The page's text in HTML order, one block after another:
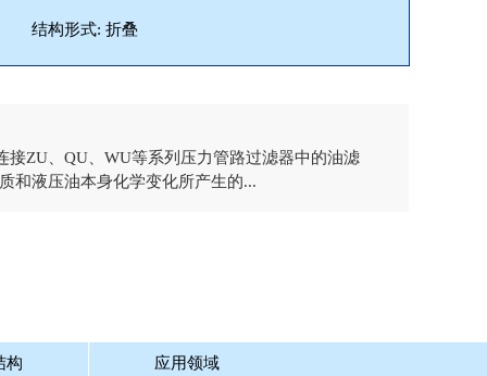
结构形式: 折叠
接ZU、QU、WU等系列压力管路过滤器中的油滤
和液压油本身化学变化所产生的...
构 应用领域